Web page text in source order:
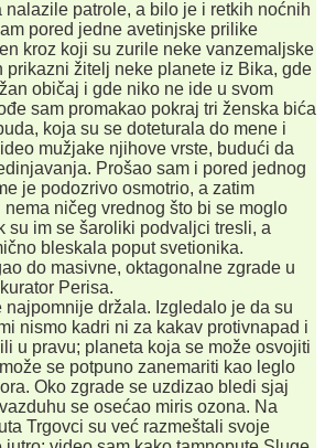
nalazile patrole, a bilo je i retkih noćnih
pored jedne avetinjske prilike
kroz koji su zurile neke vanzemaljske
prikazni žitelj neke planete iz Bika, gde
običaj i gde niko ne ide u svom
sam promakao pokraj tri ženska bića
koja su se doteturala do mene i
mužjake njihove vrste, budući da
Prošao sam i pored jednog
je podozrivo osmotrio, a zatim
ničeg vrednog što bi se moglo
su im se šaroliki podvaljci tresli, a
bleskala poput svetionika.
do masivne, oktagonalne zgrade u
Perisa.
držala. Izgledalo je da su
nismo kadri ni za kakav protivnapad i
u pravu; planeta koja se može osvojiti
se potpuno zanemariti kao leglo
Oko zgrade se uzdizao bledi sjaj
se osećao miris ozona. Na
Trgovci su već razmeštali svoje